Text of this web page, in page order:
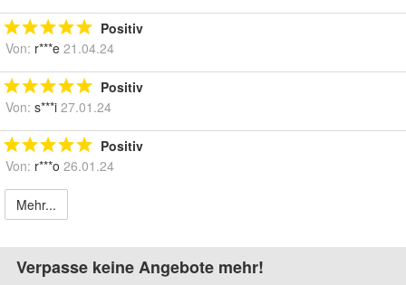
Positiv
Von: r***e 21.04.24
Positiv
Von: s***i 27.01.24
Positiv
Von: r***o 26.01.24
Mehr...
Verpasse keine Angebote mehr!